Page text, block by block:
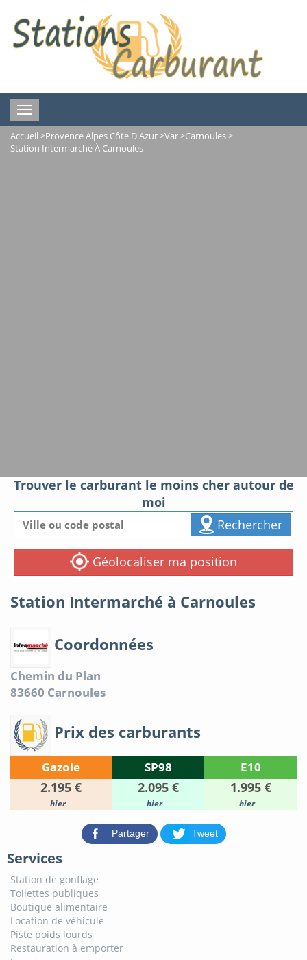
Toggle
navigation
Accueil >Provence Alpes Côte D'Azur>Var>Carnoules>
Station Intermarché À Carnoules
Trouver le carburant le moins cher autour de
moi
Rechercher
Géolocaliser ma position
Station Intermarché à Carnoules
Coordonnées
Chemin du Plan
83660 Carnoules
Prix des carburants
Gazole SP98 E10
2.195 € 2.095 € 1.995 €
hier hier hier
Partager Tweet
Services
Station de gonflage
Toilettes publiques
Boutique alimentaire
Location de véhicule
Piste poids lourds
Restauration à emporter